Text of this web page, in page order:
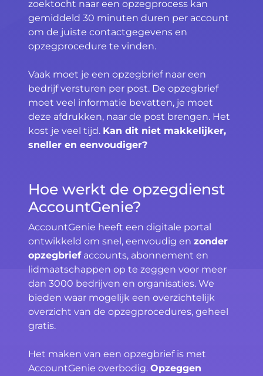
zoektocht naar een opzegprocess kan
gemiddeld 30 minuten duren per account
om de juiste contactgegevens en
opzegprocedure te vinden.
Vaak moet je een opzegbrief naar een
bedrijf versturen per post. De opzegbrief
moet veel informatie bevatten, je moet
deze afdrukken, naar de post brengen. Het
kost je veel tijd. Kan dit niet makkelijker,
sneller en eenvoudiger?
Hoe werkt de opzegdienst
AccountGenie?
AccountGenie heeft een digitale portal
ontwikkeld om snel, eenvoudig en zonder
opzegbriefaccounts, abonnement en
lidmaatschappen op te zeggen voor meer
dan 3000 bedrijven en organisaties. We
bieden waar mogelijk een overzichtelijk
overzicht van de opzegprocedures, geheel
gratis.
Het maken van een opzegbrief is met
AccountGenie overbodig. Opzeggen